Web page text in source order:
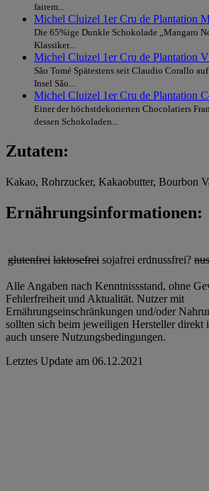
fairem...
Michel Cluizel 1er Cru de Plantation
Die 65%ige Dunkle Schokolade „Mangaro
Klassiker...
Michel Cluizel 1er Cru de Plantation
São Tomé Spätestens seit Claudio Corallo
Insel São...
Michel Cluizel 1er Cru de Plantation
Einer der höchstdekorierten Chocolatiers
dessen Schokoladen...
Zutaten:
Kakao, Rohrzucker, Kakaobutter, Bourbon
Ernährungsinformationen:
glutenfrei laktosefrei sojafrei erdnussfrei?
Alle Angaben nach Kenntnissstand, ohne
Fehlerfreiheit und Aktualität. Nutzer mit
Ernährungseinschränkungen und/oder
sollten sich beim jeweiligen Hersteller direkt
auch unsere Nutzungsbedingungen.
Letztes Update am 06.12.2021